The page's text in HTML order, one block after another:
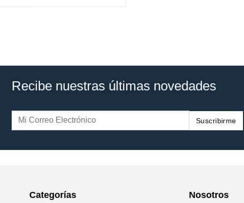
Recibe nuestras últimas novedades
Suscribirme
Categorías Nosotros